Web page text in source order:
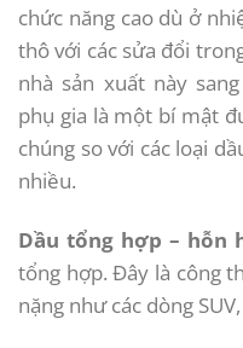
chức năng cao dù ở
thô với các sửa đổi
nhà sản xuất này
phụ gia là một bí mật
chúng so với các loại
nhiều.
Dầu tổng hợp – hỗn
tổng hợp. Đây là công
nặng như các dòng